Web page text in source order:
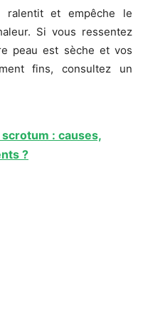
ralentit et empêche le
Si vous ressentez
peau est sèche et vos
fins, consultez un
: causes,
?